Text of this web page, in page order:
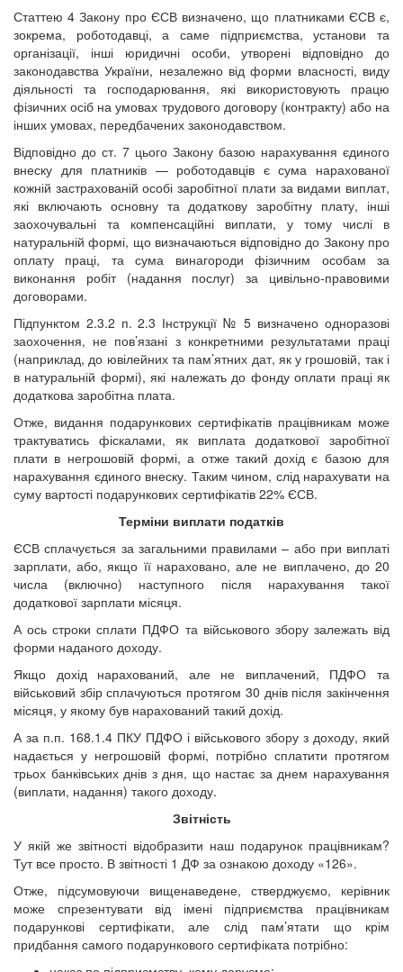
Статтею 4 Закону про ЄСВ визначено, що платниками ЄСВ є,
зокрема, роботодавці, а саме підприємства, установи та
організації, інші юридичні особи, утворені відповідно до
законодавства України, незалежно від форми власності, виду
діяльності та господарювання, які використовують працю
фізичних осіб на умовах трудового договору (контракту) або на
інших умовах, передбачених законодавством.
Відповідно до ст. 7 цього Закону базою нарахування єдиного
внеску для платників — роботодавців є сума нарахованої
кожній застрахованій особі заробітної плати за видами виплат,
які включають основну та додаткову заробітну плату, інші
заохочувальні та компенсаційні виплати, у тому числі в
натуральній формі, що визначаються відповідно до Закону про
оплату праці, та сума винагороди фізичним особам за
виконання робіт (надання послуг) за цивільно-правовими
договорами.
Підпунктом 2.3.2 п. 2.3 Інструкції № 5 визначено одноразові
заохочення, не пов’язані з конкретними результатами праці
(наприклад, до ювілейних та пам’ятних дат, як у грошовій, так і
в натуральній формі), які належать до фонду оплати праці як
додаткова заробітна плата.
Отже, видання подарункових сертифікатів працівникам може
трактуватись фіскалами, як виплата додаткової заробітної
плати в негрошовій формі, а отже такий дохід є базою для
нарахування єдиного внеску. Таким чином, слід нарахувати на
суму вартості подарункових сертифікатів 22% ЄСВ.
Терміни виплати податків
ЄСВ сплачується за загальними правилами – або при виплаті
зарплати, або, якщо її нараховано, але не виплачено, до 20
числа (включно) наступного після нарахування такої
додаткової зарплати місяця.
А ось строки сплати ПДФО та військового збору залежать від
форми наданого доходу.
Якщо дохід нарахований, але не виплачений, ПДФО та
військовий збір сплачуються протягом 30 днів після закінчення
місяця, у якому був нарахований такий дохід.
А за п.п. 168.1.4 ПКУ ПДФО і військового збору з доходу, який
надається у негрошовій формі, потрібно сплатити протягом
трьох банківських днів з дня, що настає за днем нарахування
(виплати, надання) такого доходу.
Звітність
У якій же звітності відобразити наш подарунок працівникам?
Тут все просто. В звітності 1 ДФ за ознакою доходу «126».
Отже, підсумовуючи вищенаведене, стверджуємо, керівник
може спрезентувати від імені підприємства працівникам
подарункові сертифікати, але слід пам’ятати що крім
придбання самого подарункового сертифіката потрібно: